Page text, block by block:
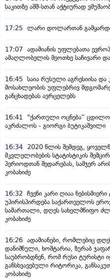
საკითზე აშშ-სთან აქტიურად
17:25 ლარი დოლართან
17:07 ადამიანის უფლებათა
ამაღლობელის მეოთხე საჩივარი
16:45 საია რუსული აგრესიისა
მოსახლეობის უფლებრივ
განცხადებას ავრცელებს
16:41
"ქართული ოცნება“
აკრძალოს - გიორგი ბუტიკაშვილი
16:34
2020 წლის შემდეგ,
მკვლელობების სტატისტიკის
პერიოდთან შედარებას, სამჯერ
კობახიძე
16:32
ჩვენი კარი ღიაა
უპირისპირდება საქართველოს
სამართალი, დღეს სახელმწიფო
კობახიძე
16:26 ადამიანები, რომლებიც
დანიშნული, ხოშტარია, ზურაბ
საუბრობდნენ, რომ რუსი ტურისტი
განსხვავებული რიტორიკა,
კობახიძე